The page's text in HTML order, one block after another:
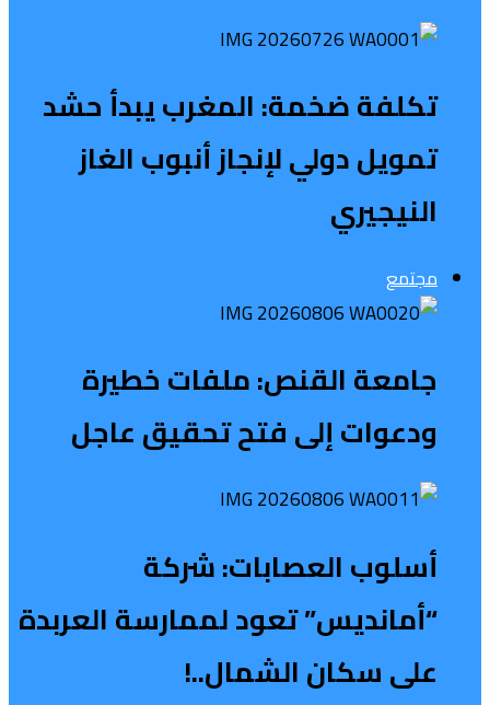
تكلفة ضخمة: المغرب يبدأ حشد
تمويل دولي لإنجاز أنبوب الغاز
النيجيري
مجتمع
جامعة القنص: ملفات خطيرة
ودعوات إلى فتح تحقيق عاجل
أسلوب العصابات: شركة
“أمانديس” تعود لممارسة العربدة
على سكان الشمال..!